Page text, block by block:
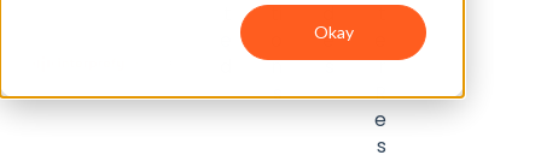
Okay
ti
n
s
d
e
s
t
r
R
e
s